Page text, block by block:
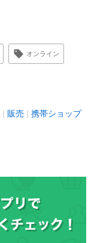
オンライン
販売 携帯ショップ